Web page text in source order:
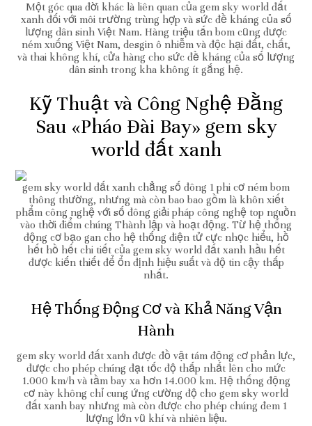
Một góc qua đời khác là liên quan của gem sky world đất
xanh đối với môi trường trùng hợp và sức đề kháng của số
lượng dân sinh Việt Nam. Hàng triệu tấn bom cũng được
ném xuống Việt Nam, desgin ô nhiễm và độc hại đất, chất,
và thai không khí, cửa hàng cho sức đề kháng của số lượng
dân sinh trong kha không ít gắng hệ.
Kỹ Thuật và Công Nghệ Đằng
Sau «Pháo Đài Bay» gem sky
world đất xanh
gem sky world đất xanh chẳng số đông 1 phi cơ ném bom
thông thường, nhưng mà còn bao bao gồm là khôn xiết
phẩm công nghệ với số đông giải pháp công nghệ top nguồn
vào thời điểm chúng Thành lập và hoạt động. Từ hệ thống
động cơ bạo gan cho hệ thống điện tử cực nhọc hiểu, hồ
hết hồ hết chi tiết của gem sky world đất xanh hầu hết
được kiến thiết để ổn định hiệu suất và độ tin cậy thấp
nhất.
Hệ Thống Động Cơ và Khả Năng Vận
Hành
gem sky world đất xanh được đồ vật tám động cơ phản lực,
được cho phép chúng đạt tốc độ thấp nhất lên cho mức
1.000 km/h và tầm bay xa hơn 14.000 km. Hệ thống động
cơ này không chỉ cung ứng cường độ cho gem sky world
đất xanh bay nhưng mà còn được cho phép chúng đem 1
lượng lớn vũ khí và nhiên liệu.